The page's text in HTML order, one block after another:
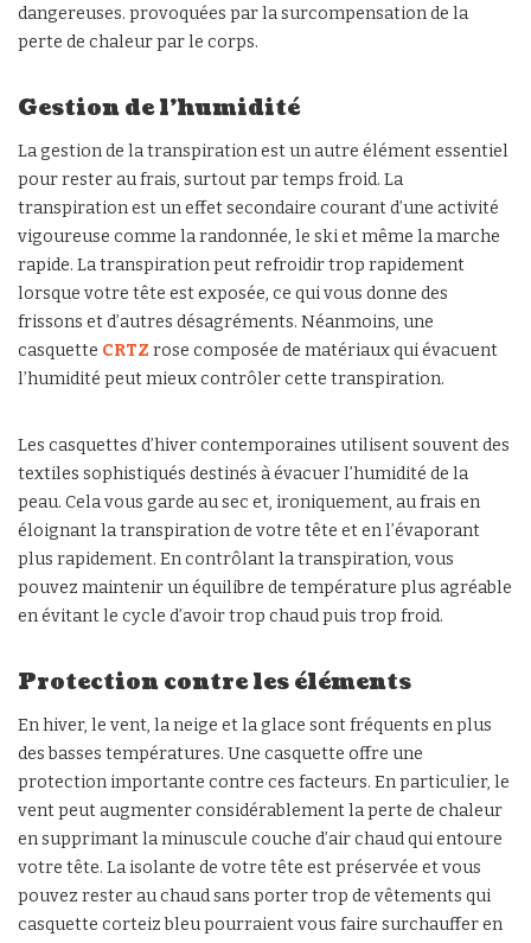
dangereuses. provoquées par la surcompensation de la
perte de chaleur par le corps.
Gestion de l’humidité
La gestion de la transpiration est un autre élément essentiel
pour rester au frais, surtout par temps froid. La
transpiration est un effet secondaire courant d’une activité
vigoureuse comme la randonnée, le ski et même la marche
rapide. La transpiration peut refroidir trop rapidement
lorsque votre tête est exposée, ce qui vous donne des
frissons et d’autres désagréments. Néanmoins, une
casquette CRTZ rose composée de matériaux qui évacuent
l’humidité peut mieux contrôler cette transpiration.
Les casquettes d’hiver contemporaines utilisent souvent des
textiles sophistiqués destinés à évacuer l’humidité de la
peau. Cela vous garde au sec et, ironiquement, au frais en
éloignant la transpiration de votre tête et en l’évaporant
plus rapidement. En contrôlant la transpiration, vous
pouvez maintenir un équilibre de température plus agréable
en évitant le cycle d’avoir trop chaud puis trop froid.
Protection contre les éléments
En hiver, le vent, la neige et la glace sont fréquents en plus
des basses températures. Une casquette offre une
protection importante contre ces facteurs. En particulier, le
vent peut augmenter considérablement la perte de chaleur
en supprimant la minuscule couche d’air chaud qui entoure
votre tête. La isolante de votre tête est préservée et vous
pouvez rester au chaud sans porter trop de vêtements qui
casquette corteiz bleu pourraient vous faire surchauffer en